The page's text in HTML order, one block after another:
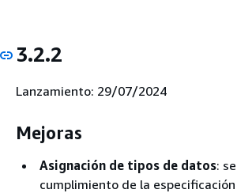
3.2.2
Lanzamiento: 29/07/2024
Mejoras
Asignación de tipos de datos:
cumplimiento de la especificación